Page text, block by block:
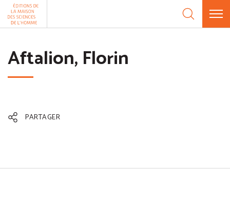
Aller au contenu
Aftalion, Florin
PARTAGER
Panneau de gestion des cookies